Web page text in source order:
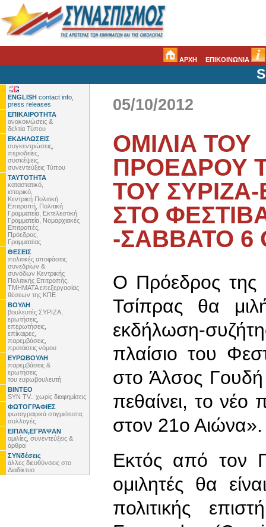
ΑΡΧΗ ΕΠΙΚΟΙΝΩΝΙΑ
ENGLISH contact info,
press releases
ΕΠΙΚΑΙΡΟΤΗΤΑ
ανακοινώσεις &
δελτία Τύπου
ΕΚΔΗΛΩΣΕΙΣ
συγκεντρώσεις,
περιοδείες,
συσκέψεις,
συνεντεύξεις Τύπου
ΤΑΥΤΟΤΗΤΑ
καταστατικό,
ιστορικό,
Κεντρική Πολιτική
Επιτροπή, Πολιτική
Γραμματεία, Εκτελεστική
Γραμματεία, Νομαρχιακές
Επιτροπές,
Πρόεδρος,
Γραμματέας
ΘΕΣΕΙΣ
πολιτικές αποφάσεις
συνεδρίων &
συνόδων Κεντρικής
Πολιτικής Επιτροπής,
ΤΜΗΜΑΤΑ επεξεργασίας
θέσεων της ΚΠΕ
ΒΟΥΛΗ
βουλευτές ΣΥΡΙΖΑ,
ερωτήσεις,
επερωτήσεις,
επίκαιρες,
παρεμβάσεις,
προτάσεις νόμου
ΕΥΡΩΒΟΥΛΗ
παρεμβάσεις &
ερωτήσεις
του ευρωβουλευτή
ΒΙΝΤΕΟ
SYN TV.. χωρίς διαφημίσεις
ΦΩΤΟΓΡΑΦΙΕΣ
φωτογραφικά στιγμιότυπα,
συλλογές
ΕΙΠΑΝ,ΕΓΡΑΨΑΝ
ομιλίες, συνεντεύξεις &
άρθρα
ΣΥΝδέσεις
άλλες διευθύνσεις στο
Διαδίκτυο
05/10/2012
ΟΜΙΛΙΑ ΤΟΥ
ΠΡΟΕΔΡΟΥ
ΤΟΥ
ΣΤΟ
-ΣΑΒΒΑΤΟ
Ο Πρόεδρος
Τσίπρας θα
εκδήλωση-
πλαίσιο του
στο Άλσος
πεθαίνει, το νέο
στον 21ο Αιώνα».
Εκτός από τον
ομιλητές θα
πολιτικής